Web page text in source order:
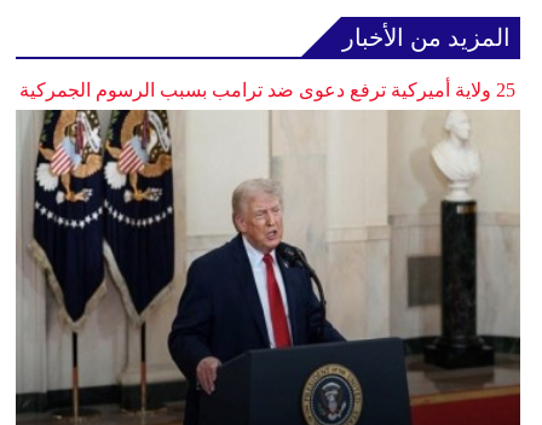
المزيد من الأخبار
25 ولاية أميركية ترفع دعوى ضد ترامب بسبب الرسوم الجمركية